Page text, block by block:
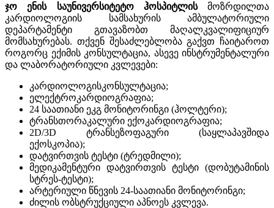
ჯო ენის საუნივერსიტეტო ჰოსპიტლისმოზრდილთა
კარდიოლოგიის სამსახურის ამბულატორიული
დეპარტამენტი გთავაზობთ მაღალკვალიფიციურ
მომსახურებას. თქვენ შესაძლებლობა გაქვთ ჩაიტაროთ
როგორც ექიმის კონსულტაცია, ასევე ინსტრუმენტალური
და ლაბორატორიული კვლევები:
კარდიოლოგისკონსულტაცია;
ელექტროკარდიოგრაფია;
24 საათიანი ეკგ მონიტორინგი (ჰოლტერი);
ტრანსთორაკალური ექოკარდიოგრაფია;
2D/3D ტრანსეზოფაგური (საყლაპავშიდა
ექოსკოპია);
დატვირთვის ტესტი (ტრედმილი);
მედიკამენტური დატვირთვის ტესტი (დობუტამინის
სტრეს-ტესტი);
არტერიული წნევის 24-საათიანი მონიტორინგი;
ძილის ობსტრუქციული აპნოეს კვლევა.